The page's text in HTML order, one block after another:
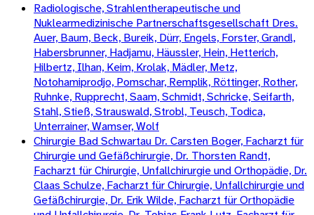
Radiologische, Strahlentherapeutische und
Nuklearmedizinische Partnerschaftsgesellschaft Dres.
Auer, Baum, Beck, Bureik, Dürr, Engels, Forster, Grandl,
Habersbrunner, Hadjamu, Häussler, Hein, Hetterich,
Hilbertz, Ilhan, Keim, Krolak, Mädler, Metz,
Notohamiprodjo, Pomschar, Remplik, Röttinger, Rother,
Ruhnke, Rupprecht, Saam, Schmidt, Schricke, Seifarth,
Stahl, Stieß, Strauswald, Strobl, Teusch, Todica,
Unterrainer, Wamser, Wolf
Chirurgie Bad Schwartau Dr. Carsten Boger, Facharzt für
Chirurgie und Gefäßchirurgie, Dr. Thorsten Randt,
Facharzt für Chirurgie, Unfallchirurgie und Orthopädie, Dr.
Claas Schulze, Facharzt für Chirurgie, Unfallchirurgie und
Gefäßchirurgie, Dr. Erik Wilde, Facharzt für Orthopädie